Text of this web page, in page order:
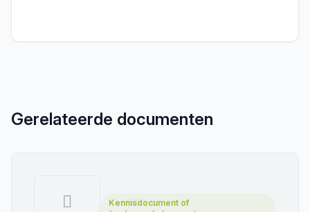
Gerelateerde documenten
Kennisdocument of